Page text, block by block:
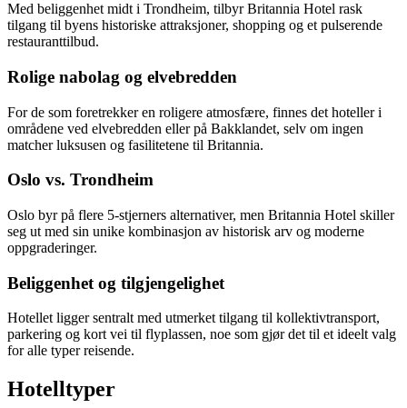
Med beliggenhet midt i Trondheim, tilbyr Britannia Hotel rask
tilgang til byens historiske attraksjoner, shopping og et pulserende
restauranttilbud.
Rolige nabolag og elvebredden
For de som foretrekker en roligere atmosfære, finnes det hoteller i
områdene ved elvebredden eller på Bakklandet, selv om ingen
matcher luksusen og fasilitetene til Britannia.
Oslo vs. Trondheim
Oslo byr på flere 5-stjerners alternativer, men Britannia Hotel skiller
seg ut med sin unike kombinasjon av historisk arv og moderne
oppgraderinger.
Beliggenhet og tilgjengelighet
Hotellet ligger sentralt med utmerket tilgang til kollektivtransport,
parkering og kort vei til flyplassen, noe som gjør det til et ideelt valg
for alle typer reisende.
Hotelltyper